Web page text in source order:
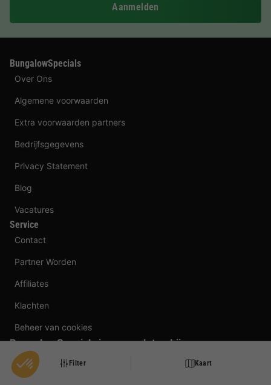
Filter Kaart
Aanmelden
BungalowSpecials
Over Ons
Algemene voorwaarden
Extra voorwaarden partners
Bedrijfsgegevens
Privacy Statement
Blog
Vacatures
Service
Contact
Partner Worden
Affiliates
Klachten
Beheer van cookies
BungalowSpecials is aangesloten bij
Betaalmogelijkheden